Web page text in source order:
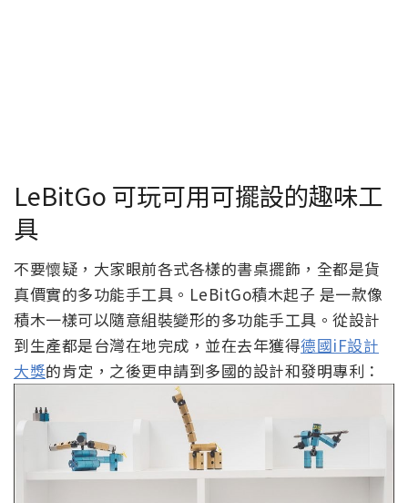
LeBitGo 可玩可用可擺設的趣味工
具
不要懷疑，大家眼前各式各樣的書桌擺飾，全都是貨
真價實的多功能手工具。LeBitGo積木起子 是一款像
積木一樣可以隨意組裝變形的多功能手工具。從設計
到生產都是台灣在地完成，並在去年獲得德國iF設計
大獎的肯定，之後更申請到多國的設計和發明專利：